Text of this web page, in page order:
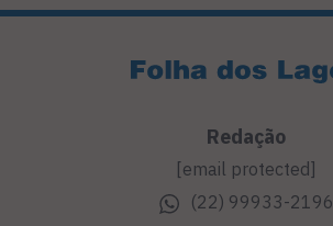
Redação
[email protected]
(22) 99933-2196